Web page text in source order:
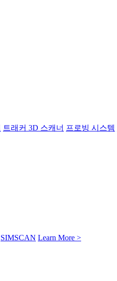
트래커 3D 스캐너 프로빙 시스템
SIMSCAN Learn More >